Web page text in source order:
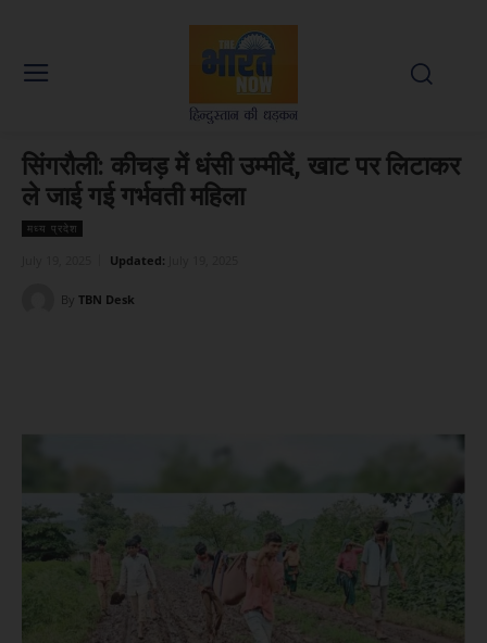
सिंगरौली: कीचड़ में धंसी उम्मीदें, खाट पर लिटाकर
ले जाई गई गर्भवती महिला
मध्य प्रदेश
Updated:
By TBN Desk